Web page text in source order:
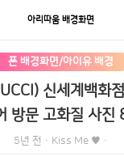
아리따움 배경화면
폰 배경화면/아이유 배경
신세계백화
방문 고화질 사진
5년 전 · Kiss Me ♥ ·